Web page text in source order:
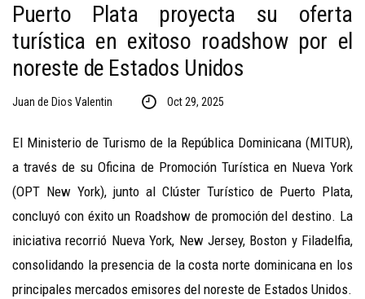
Puerto Plata proyecta su oferta
turística en exitoso roadshow por el
noreste de Estados Unidos
Juan de Dios Valentin Oct 29, 2025
El Ministerio de Turismo de la República Dominicana (MITUR),
a través de su Oficina de Promoción Turística en Nueva York
(OPT New York), junto al Clúster Turístico de Puerto Plata,
concluyó con éxito un Roadshow de promoción del destino. La
iniciativa recorrió Nueva York, New Jersey, Boston y Filadelfia,
consolidando la presencia de la costa norte dominicana en los
principales mercados emisores del noreste de Estados Unidos.